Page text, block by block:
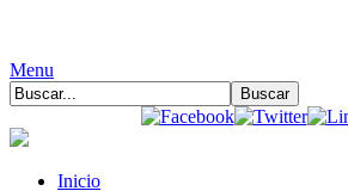
Menu
Inicio